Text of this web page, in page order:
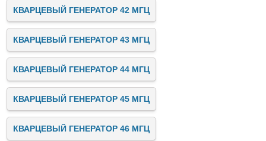
КВАРЦЕВЫЙ ГЕНЕРАТОР 42 МГЦ
КВАРЦЕВЫЙ ГЕНЕРАТОР 43 МГЦ
КВАРЦЕВЫЙ ГЕНЕРАТОР 44 МГЦ
КВАРЦЕВЫЙ ГЕНЕРАТОР 45 МГЦ
КВАРЦЕВЫЙ ГЕНЕРАТОР 46 МГЦ